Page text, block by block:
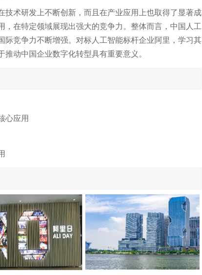
技术研发上不断创新，而且在产业应用上也取得了显著成
在特定领域展现出强大的竞争力。整体而言，中国人工
际竞争力不断增强。对标人工智能标杆企业阿里，学习其
动中国企业数字化转型具有重要意义。
心应用